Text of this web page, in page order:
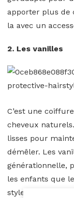
apporter plus de
la avec un
2. Les vanilles
C’est une
cheveux
lisses pour
démêler. Les
générationnelle,
les enfants que
styles différents